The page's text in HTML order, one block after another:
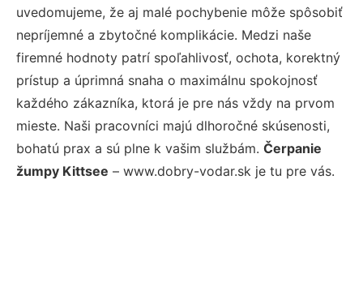
uvedomujeme, že aj malé pochybenie môže spôsobiť
nepríjemné a zbytočné komplikácie. Medzi naše
firemné hodnoty patrí spoľahlivosť, ochota, korektný
prístup a úprimná snaha o maximálnu spokojnosť
každého zákazníka, ktorá je pre nás vždy na prvom
mieste. Naši pracovníci majú dlhoročné skúsenosti,
bohatú prax a sú plne k vašim službám. Čerpanie
žumpy Kittsee – www.dobry-vodar.sk je tu pre vás.